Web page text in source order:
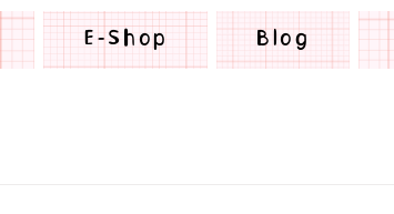
E-Shop Blog